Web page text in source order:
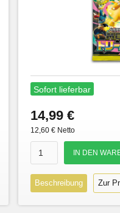
Sofort lieferbar
14,99 €
12,60 € Netto
Beschreibung Zur